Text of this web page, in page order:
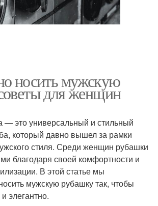
носить мужскую
для женщин
— это универсальный и стильный
который давно вышел за рамки
стиля. Среди женщин рубашки
благодаря своей комфортности и
В этой статье мы
мужскую рубашку так, чтобы
элегантно.